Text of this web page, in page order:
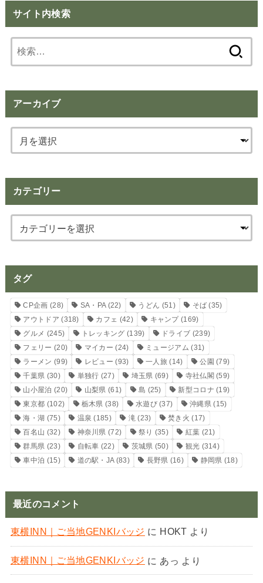
サイト内検索
索:
アーカイブ
カテゴリー
タグ
CP企画 (28) SA・PA(22) うどん (51) そば (35)
アウトドア (318) カフェ (42) キャンプ(169)
グルメ (245) トレッキング (139) ドライブ (239)
フェリー (20) マイカー (24) ミュージアム (31)
ラーメン (99) レビュー (93) 一人旅 (14) 公園 (79)
千葉県 (30) 単独行 (27) 埼玉県 (69) 寺社仏閣 (59)
山小屋泊 (20) 山梨県 (61) 島 (25) 新型コロナ (19)
東京都 (102) 栃木県 (38) 水遊び(37) 沖縄県 (15)
海・湖 (75) 温泉 (185) 滝 (23) 焚き火 (17)
百名山 (32) 神奈川県 (72) 祭り (35) 紅葉 (21)
群馬県 (23) 自転車 (22) 茨城県 (50) 観光 (314)
車中泊 (15) 道の駅・JA(83) 長野県 (16) 静岡県 (18)
最近のコメント
東横INN｜ご当地GENKIバッジ に HOKT より
東横INN｜ご当地GENKIバッジ に あっ より